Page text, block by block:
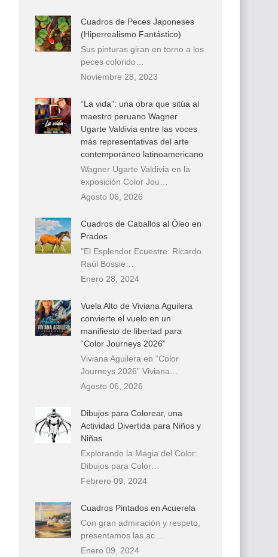
Cuadros de Peces Japoneses
(Hiperrealismo Fantástico)
Sus pinturas giran en torno a los
peces colorido…
Noviembre 28, 2023
“La vida”: una obra que sitúa al
maestro peruano Wagner
Ugarte Valdivia entre las voces
más representativas del arte
contemporáneo latinoamericano
Wagner Ugarte Valdivia en la
exposición Color Jou…
Agosto 06, 2026
Cuadros de Caballos al Óleo en
Prados
"El Esplendor Ecuestre: Ricardo
Raúl Bossie…
Enero 28, 2024
Vuela Alto de Viviana Aguilera
convierte el vuelo en un
manifiesto de libertad para
“Color Journeys 2026”
Viviana Aguilera en “Color
Journeys 2026” Viviana…
Agosto 06, 2026
Dibujos para Colorear, una
Actividad Divertida para Niños y
Niñas
Explorando la Magia del Color:
Dibujos para Color…
Febrero 09, 2024
Cuadros Pintados en Acuerela
Con gran admiración y respeto,
presentamos las ac…
Enero 09, 2024